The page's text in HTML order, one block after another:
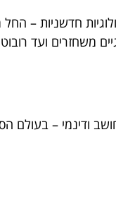
חדשניות –
משחזרים ועד
ודינמי – בעולם